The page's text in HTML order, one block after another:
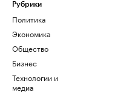
Рубрики
Политика
Экономика
Общество
Бизнес
Технологии и
медиа